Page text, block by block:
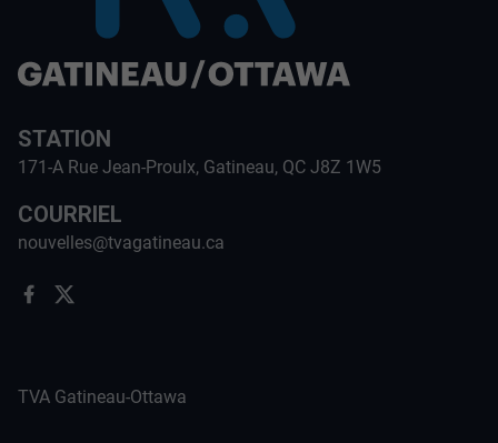
STATION
171-A Rue Jean-Proulx, Gatineau, QC J8Z 1W5
COURRIEL
nouvelles@tvagatineau.ca
TVA Gatineau-Ottawa